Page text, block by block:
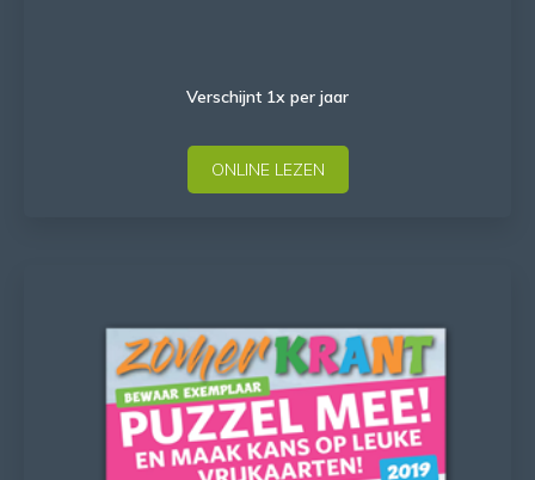
Verschijnt 1x per jaar
ONLINE LEZEN